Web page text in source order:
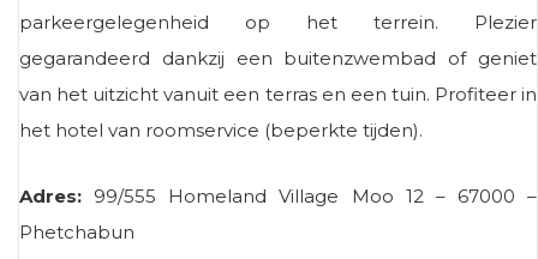
parkeergelegenheid op het terrein. Plezier
gegarandeerd dankzij een buitenzwembad of geniet
van het uitzicht vanuit een terras en een tuin. Profiteer in
het hotel van roomservice (beperkte tijden).
Adres: 99/555 Homeland Village Moo 12 – 67000 –
Phetchabun